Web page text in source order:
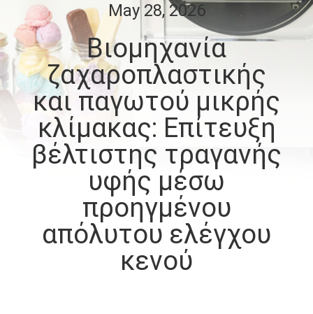
ΓΎΡΟΣ
ΕΡΓΟΣΤΑΣΊΩΝ
ΠΟΙΟΤΙΚΌΣ
ΈΛΕΓΧΟΣ
ΜΑΣ
ΕΠΑΦΉ
May 28, 2026
Βιομηχανία
ζαχαροπλαστικής
και παγωτού μικρής
κλίμακας: Επίτευξη
βέλτιστης τραγανής
υφής μέσω
προηγμένου
απόλυτου ελέγχου
κενού